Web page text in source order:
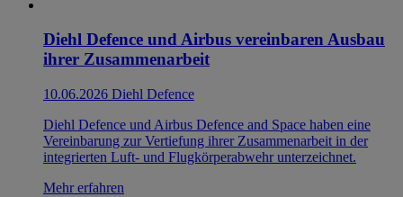
Diehl Defence und Airbus vereinbaren Ausbau
ihrer Zusammenarbeit
10.06.2026 Diehl Defence
Diehl Defence und Airbus Defence and Space haben eine
Vereinbarung zur Vertiefung ihrer Zusammenarbeit in der
integrierten Luft- und Flugkörperabwehr unterzeichnet.
Mehr erfahren